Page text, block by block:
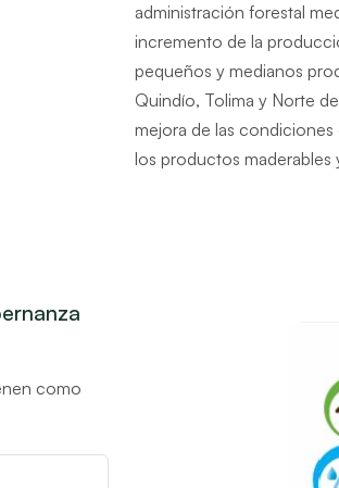
administración forestal
incremento de la
pequeños y medianos
Quindío, Tolima y Norte
mejora de las
los productos maderables
como